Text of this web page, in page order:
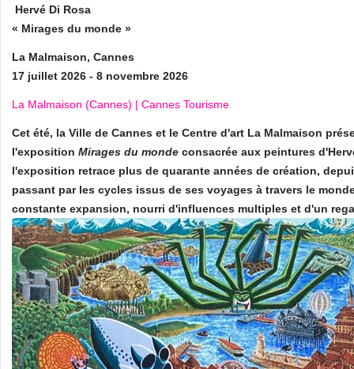
Hervé Di Rosa
« Mirages du monde »
La Malmaison, Cannes
17 juillet 2026 - 8 novembre 2026
La Malmaison (Cannes) | Cannes Tourisme
Cet été, la Ville de Cannes et le Centre d'art La Malmaison
l'exposition Mirages du monde consacrée aux peintures
l'exposition retrace plus de quarante années de création,
passant par les cycles issus de ses voyages à travers le
constante expansion, nourri d'influences multiples et d'un